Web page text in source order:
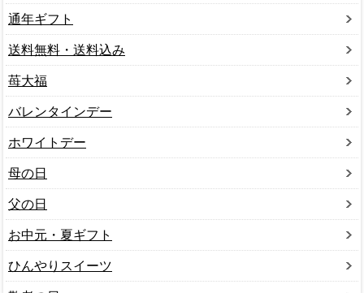
通年ギフト
送料無料・送料込み
苺大福
バレンタインデー
ホワイトデー
母の日
父の日
お中元・夏ギフト
ひんやりスイーツ